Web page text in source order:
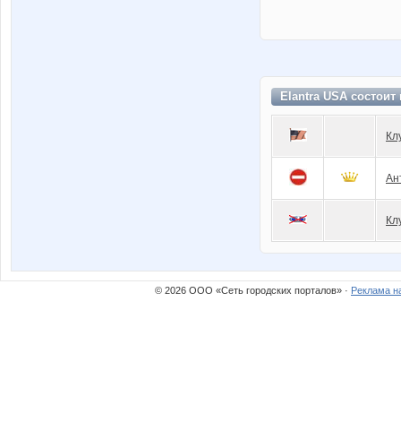
­Elantra USA
© 2026 ООО «Сеть городских порталов» · Реклама